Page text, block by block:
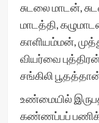
சுடலை மாடன்,
மாடத்தி,
காளியம்மன்,
வியர்வை
சங்கிலி
உண்மையில்
கண்ணப்பப்